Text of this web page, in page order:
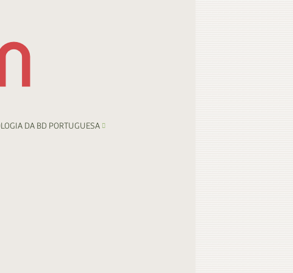
DA BD PORTUGUESA